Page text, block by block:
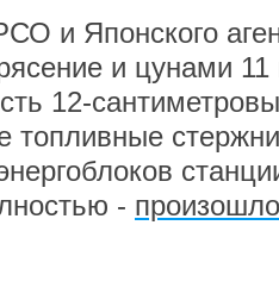
и Японского
и цунами
12-
топливные
-